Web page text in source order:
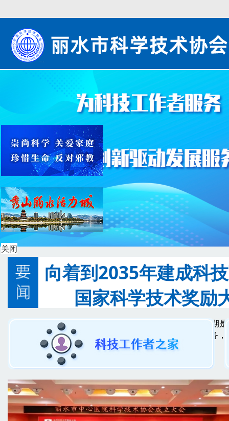
关闭
向着到2035年建成科
国家科学技术奖励
现在距离2035年建成科技强国只有9年时间，“十五五”时期
总书记深刻阐明“十五五”时期科技强国建设战略任务